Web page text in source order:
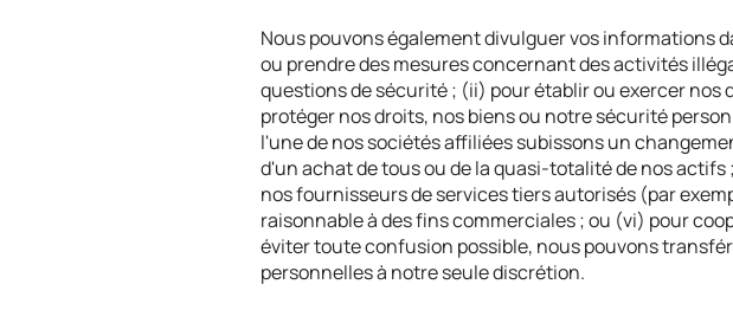
Nous pouvons également divulguer vos informations
ou prendre des mesures concernant des activités
questions de sécurité ; (ii) pour établir ou exercer
protéger nos droits, nos biens ou notre sécurité
l'une de nos sociétés affiliées subissons un
d'un achat de tous ou de la quasi-totalité de nos
nos fournisseurs de services tiers autorisés (par
raisonnable à des fins commerciales ; ou (vi) pour
éviter toute confusion possible, nous pouvons
personnelles à notre seule discrétion.